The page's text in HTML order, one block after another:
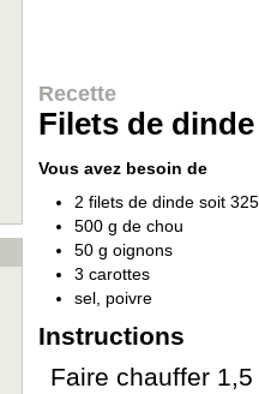
Recette
Filets de
Vous avez besoin de
2 filets de dinde soit
500 g de chou
50 g oignons
3 carottes
sel, poivre
Instructions
Faire chauffer